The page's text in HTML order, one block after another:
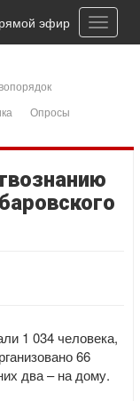
Toggle
эфир
Опросы
1 034 человека,
66
два – на дому.